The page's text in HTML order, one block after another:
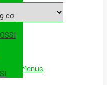
> Menus
cơ